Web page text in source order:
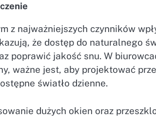
z najważniejszych czynników
że dostęp do naturalnego
poprawić jakość snu. W
ważne jest, aby projektować
światło dzienne.
dużych okien oraz